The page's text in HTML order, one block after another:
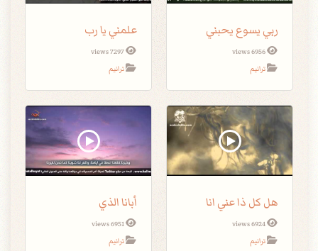
ربي يسوع يحبني
6956 views
ترانيم
علمني يا رب
7297 views
ترانيم
هل كل ذا عني انا
6924 views
ترانيم
أبانا الذي
6951 views
ترانيم